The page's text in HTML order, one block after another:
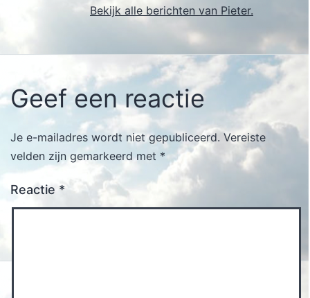
Bekijk alle berichten van Pieter.
Geef een reactie
Je e-mailadres wordt niet gepubliceerd. Vereiste
velden zijn gemarkeerd met *
Reactie *